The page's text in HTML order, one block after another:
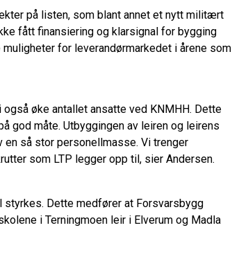
på listen, som blant annet et nytt militært
fått finansiering og klarsignal for bygging
for leverandørmarkedet i årene som
øke antallet ansatte ved KNMHH. Dette
god måte. Utbyggingen av leiren og leirens
så stor personellmasse. Vi trenger
som LTP legger opp til, sier Andersen.
styrkes. Dette medfører at Forsvarsbygg
i Terningmoen leir i Elverum og Madla